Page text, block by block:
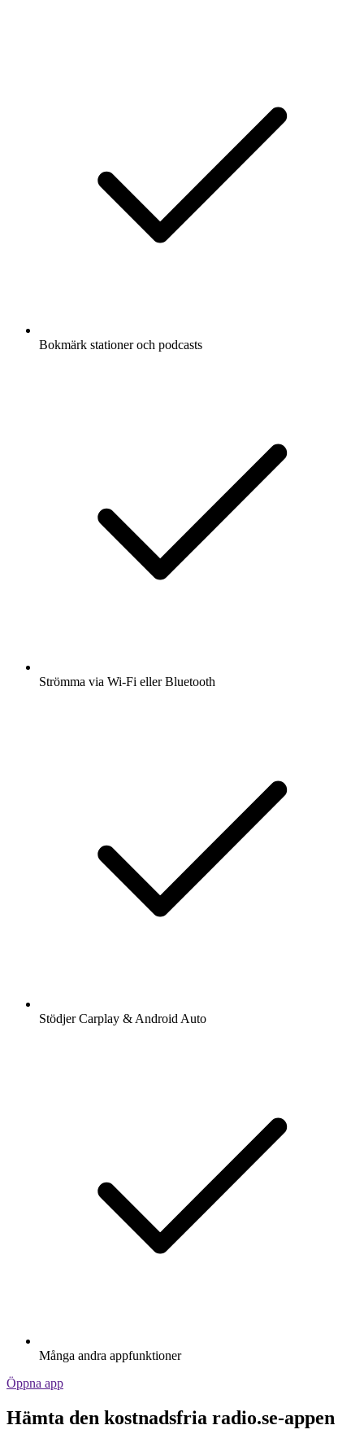
Bokmärk stationer och podcasts
Strömma via Wi-Fi eller Bluetooth
Stödjer Carplay & Android Auto
Många andra appfunktioner
Öppna app
Hämta den kostnadsfria radio.se-appen